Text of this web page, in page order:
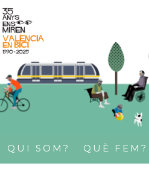
QUI SOM? QUÈ FEM?